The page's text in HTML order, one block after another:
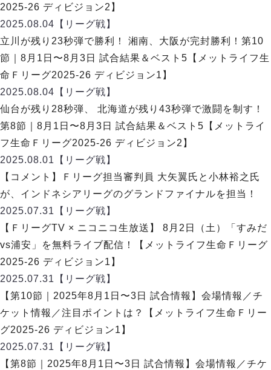
メットライフ生命Ｆリーグカップ 2026
試合日程・結果
大会概要
アリーナ情報
チケット情報
過去の記録
リガーレヴィア葛飾
Y．S．C．C．横浜
ヴィンセドール白山
アグレミーナ浜松
デウソン神戸
ポルセイド浜田
ミラクルスマイル新居浜
記念ゴール
ハットトリック
担当審判員
選手の通算記録（Ｆ１）
エスポラーダ北海道
バルドラール浦安
フウガドールすみだ
しながわシティ
立川アスレティックFC
ペスカドーラ町田
湘南ベルマーレ
ボアルース長野
名古屋オーシャンズ
シュライカー大阪
ボルクバレット北九州
バサジィ大分
選手の通算記録（Ｆ２）
ヴォスクオーレ仙台
マルバ水戸FC
DIVISION02
FOLLOW US!
2025-26 ディビジョン2】
2025.08.04 【リーグ戦】
立川が残り23秒弾で勝利！ 湘南、大阪が完封勝利！第10
節｜8月1日〜8月3日 試合結果＆ベスト5【メットライフ生
命Ｆリーグ2025-26 ディビジョン1】
2025.08.04 【リーグ戦】
仙台が残り28秒弾、 北海道が残り43秒弾で激闘を制す！
第8節｜8月1日〜8月3日 試合結果＆ベスト5【メットライ
フ生命Ｆリーグ2025-26 ディビジョン2】
2025.08.01
【リーグ戦】
【コメント】Ｆリーグ担当審判員 大矢翼氏と小林裕之氏
が、インドネシアリーグのグランドファイナルを担当！
2025.07.31
【リーグ戦】
【ＦリーグTV × ニコニコ生放送】 8月2日（土）「すみだ
vs浦安」を無料ライブ配信！【メットライフ生命Ｆリーグ
2025-26 ディビジョン1】
2025.07.31
【リーグ戦】
【第10節｜2025年8月1日〜3日 試合情報】会場情報／チ
ケット情報／注目ポイントは？【メットライフ生命Ｆリー
グ2025-26 ディビジョン1】
2025.07.31
【リーグ戦】
【第8節｜2025年8月1日〜3日 試合情報】会場情報／チケ